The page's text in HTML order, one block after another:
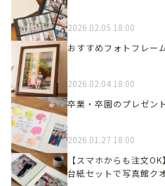
2026.02.05 18:00
おすすめフォトフレー
2026.02.04 18:00
卒業・卒園のプレゼン
2026.01.27 18:00
【スマホからも注文
台紙セットで写真館ク